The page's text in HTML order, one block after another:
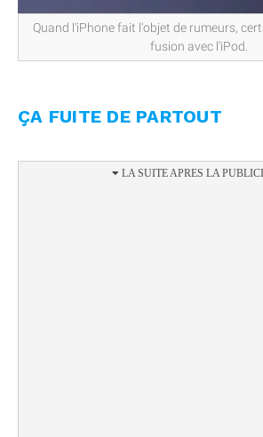
Quand l'iPhone fait l'objet de rumeurs,
fusion avec l'iPod.
ÇA FUITE DE PARTOUT